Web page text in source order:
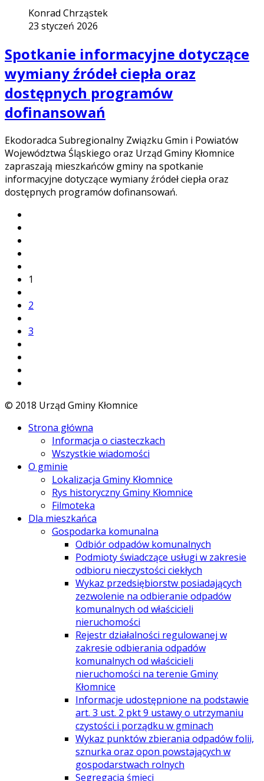
Konrad Chrząstek
23 styczeń 2026
Spotkanie informacyjne dotyczące
wymiany źródeł ciepła oraz
dostępnych programów
dofinansowań
Ekodoradca Subregionalny Związku Gmin i Powiatów
Województwa Śląskiego oraz Urząd Gminy Kłomnice
zapraszają mieszkańców gminy na spotkanie
informacyjne dotyczące wymiany źródeł ciepła oraz
dostępnych programów dofinansowań.
1
2
3
© 2018 Urząd Gminy Kłomnice
Strona główna
Informacja o ciasteczkach
Wszystkie wiadomości
O gminie
Lokalizacja Gminy Kłomnice
Rys historyczny Gminy Kłomnice
Filmoteka
Dla mieszkańca
Gospodarka komunalna
Odbiór odpadów komunalnych
Podmioty świadczące usługi w zakresie
odbioru nieczystości ciekłych
Wykaz przedsiębiorstw posiadających
zezwolenie na odbieranie odpadów
komunalnych od właścicieli
nieruchomości
Rejestr działalności regulowanej w
zakresie odbierania odpadów
komunalnych od właścicieli
nieruchomości na terenie Gminy
Kłomnice
Informacje udostępnione na podstawie
art. 3 ust. 2 pkt 9 ustawy o utrzymaniu
czystości i porządku w gminach
Wykaz punktów zbierania odpadów folii,
sznurka oraz opon powstających w
gospodarstwach rolnych
Segregacja śmieci